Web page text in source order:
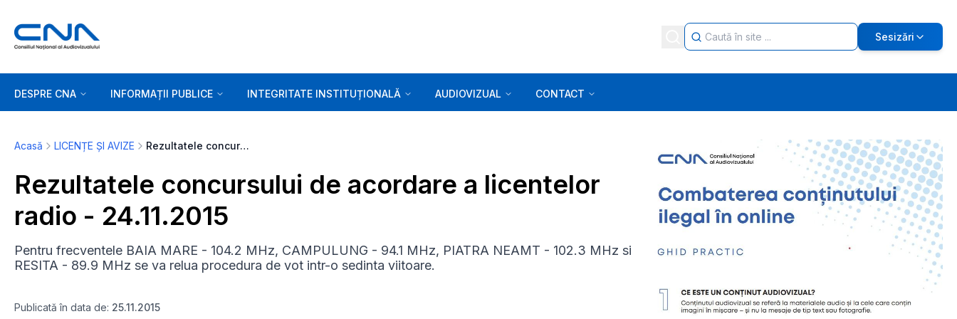
Sesizări
DESPRE CNA INFORMAȚII PUBLICE INTEGRITATE INSTITUȚIONALĂ AUDIOVIZUAL CONTACT
Acasă LICENȚE ȘI AVIZE Rezultatele concursului de acordare a licentelor radio - 24.11.2015
Rezultatele concursului de acordare a licentelor
radio - 24.11.2015
Pentru frecventele BAIA MARE - 104.2 MHz, CAMPULUNG - 94.1 MHz, PIATRA NEAMT - 102.3 MHz si
RESITA - 89.9 MHz se va relua procedura de vot intr-o sedinta viitoare.
Publicată în data de: 25.11.2015